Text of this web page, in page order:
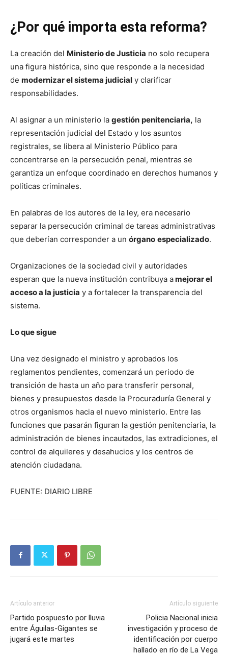
¿Por qué importa esta reforma?
La creación del Ministerio de Justicia no solo recupera
una figura histórica, sino que responde a la necesidad
de modernizar el sistema judicial y clarificar
responsabilidades.
Al asignar a un ministerio la gestión penitenciaria, la
representación judicial del Estado y los asuntos
registrales, se libera al Ministerio Público para
concentrarse en la persecución penal, mientras se
garantiza un enfoque coordinado en derechos humanos y
políticas criminales.
En palabras de los autores de la ley, era necesario
separar la persecución criminal de tareas administrativas
que deberían corresponder a un órgano especializado.
Organizaciones de la sociedad civil y autoridades
esperan que la nueva institución contribuya amejorar el
acceso a la justicia y a fortalecer la transparencia del
sistema.
Lo que sigue
Una vez designado el ministro y aprobados los
reglamentos pendientes, comenzará un periodo de
transición de hasta un año para transferir personal,
bienes y presupuestos desde la Procuraduría General y
otros organismos hacia el nuevo ministerio. Entre las
funciones que pasarán figuran la gestión penitenciaria, la
administración de bienes incautados, las extradiciones, el
control de alquileres y desahucios y los centros de
atención ciudadana.
FUENTE: DIARIO LIBRE
Artículo anterior
Partido pospuesto por lluvia
entre Águilas-Gigantes se
jugará este martes
Artículo siguiente
Policia Nacional inicia
investigación y proceso de
identificación por cuerpo
hallado en río de La Vega